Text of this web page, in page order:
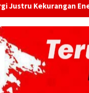
Jaga Urat Nadi